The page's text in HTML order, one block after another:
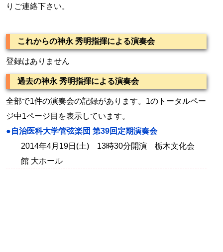
りご連絡下さい。
これからの神永 秀明指揮による演奏会
登録はありません
過去の神永 秀明指揮による演奏会
全部で1件の演奏会の記録があります。1のトータルペー
ジ中1ページ目を表示しています。
●自治医科大学管弦楽団 第39回定期演奏会
2014年4月19日(土) 13時30分開演 栃木文化会
館 大ホール